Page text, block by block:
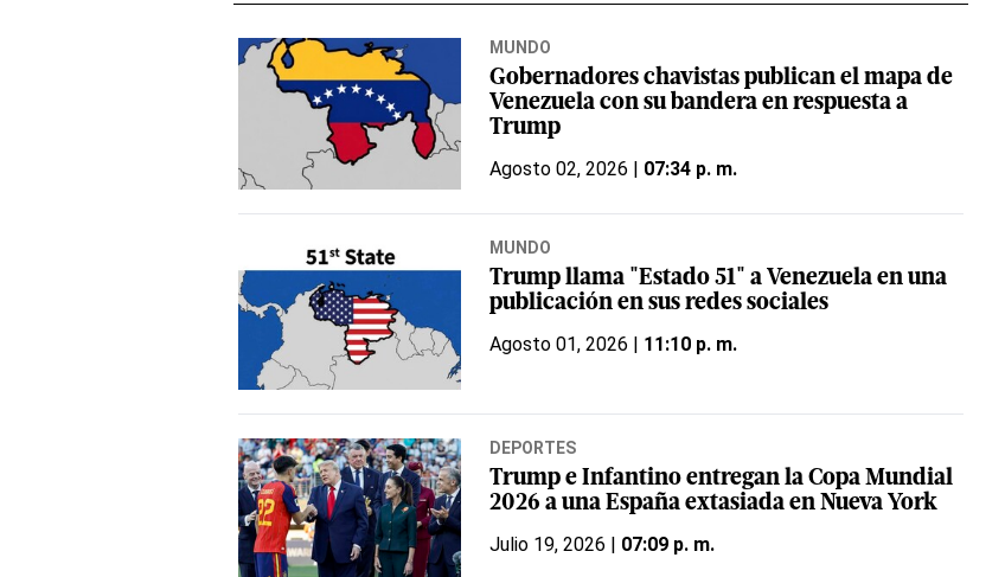
MUNDO
Gobernadores chavistas publican el mapa de
Venezuela con su bandera en respuesta a
Trump
Agosto 02, 2026 | 07:34 p. m.
MUNDO
Trump llama "Estado 51" a Venezuela en una
publicación en sus redes sociales
Agosto 01, 2026 | 11:10 p. m.
DEPORTES
Trump e Infantino entregan la Copa Mundial
2026 a una España extasiada en Nueva York
Julio 19, 2026 | 07:09 p. m.